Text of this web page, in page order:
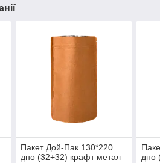
Пакет Дой-Пак 130*220
дно (32+32) крафт метал
дно